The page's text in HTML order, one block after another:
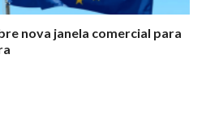
nova janela comercial para